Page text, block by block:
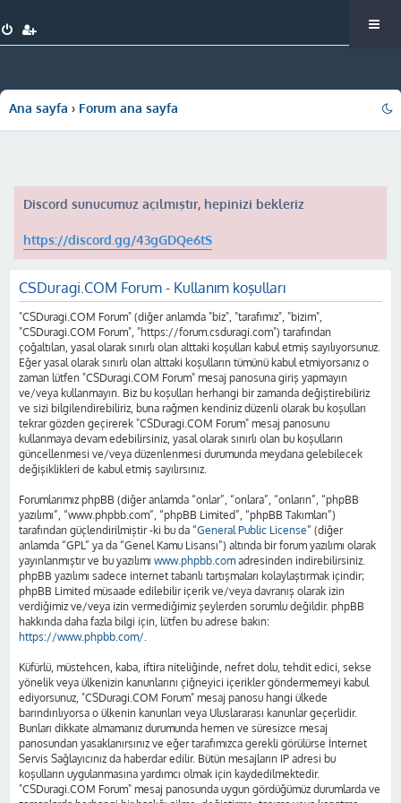
Ana sayfa Forum ana sayfa
Discord sunucumuz açılmıştır, hepinizi bekleriz
https://discord.gg/43gGDQe6tS
CSDuragi.COM Forum - Kullanım koşulları
"CSDuragi.COM Forum" (diğer anlamda "biz", "tarafımız", "bizim",
"CSDuragi.COM Forum", "https://forum.csduragi.com") tarafından
çoğaltılan, yasal olarak sınırlı olan alttaki koşulları kabul etmiş sayılıyorsunuz.
Eğer yasal olarak sınırlı olan alttaki koşulların tümünü kabul etmiyorsanız o
zaman lütfen "CSDuragi.COM Forum" mesaj panosuna giriş yapmayın
ve/veya kullanmayın. Biz bu koşulları herhangi bir zamanda değiştirebiliriz
ve sizi bilgilendirebiliriz, buna rağmen kendiniz düzenli olarak bu koşulları
tekrar gözden geçirerek "CSDuragi.COM Forum" mesaj panosunu
kullanmaya devam edebilirsiniz, yasal olarak sınırlı olan bu koşulların
güncellenmesi ve/veya düzenlenmesi durumunda meydana gelebilecek
değişiklikleri de kabul etmiş sayılırsınız.
Forumlarımız phpBB (diğer anlamda “onlar”, “onlara”, “onların”, “phpBB
yazılımı”, “www.phpbb.com”, “phpBB Limited”, “phpBB Takımları”)
tarafından güçlendirilmiştir -ki bu da “General Public License” (diğer
anlamda “GPL” ya da “Genel Kamu Lisansı”) altında bir forum yazılımı olarak
yayınlanmıştır ve bu yazılımı www.phpbb.com adresinden indirebilirsiniz.
phpBB yazılımı sadece internet tabanlı tartışmaları kolaylaştırmak içindir;
phpBB Limited müsaade edilebilir içerik ve/veya davranış olarak izin
verdiğimiz ve/veya izin vermediğimiz şeylerden sorumlu değildir. phpBB
hakkında daha fazla bilgi için, lütfen bu adrese bakın:
https://www.phpbb.com/.
Küfürlü, müstehcen, kaba, iftira niteliğinde, nefret dolu, tehdit edici, sekse
yönelik veya ülkenizin kanunlarını çiğneyici içerikler göndermemeyi kabul
ediyorsunuz, "CSDuragi.COM Forum" mesaj panosu hangi ülkede
barındırılıyorsa o ülkenin kanunları veya Uluslararası kanunlar geçerlidir.
Bunları dikkate almamanız durumunda hemen ve süresizce mesaj
panosundan yasaklanırsınız ve eğer tarafımızca gerekli görülürse İnternet
Servis Sağlayıcınız da haberdar edilir. Bütün mesajların IP adresi bu
koşulların uygulanmasına yardımcı olmak için kaydedilmektedir.
"CSDuragi.COM Forum" mesaj panosunda uygun gördüğümüz durumlarda ve